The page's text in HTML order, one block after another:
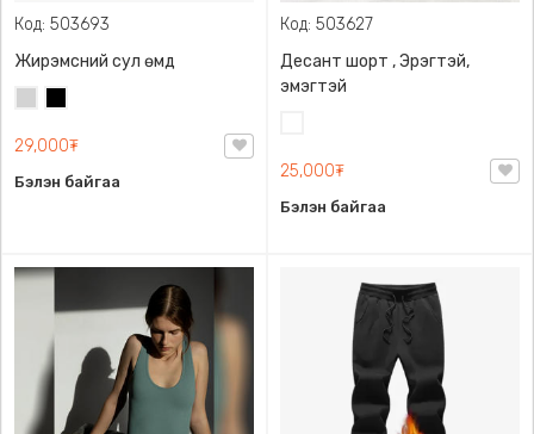
Код: 503693
Жирэмсний сул өмд
29,000₮
Бэлэн байгаа
Код: 503627
Десант шорт , Эрэгтэй,
эмэгтэй
25,000₮
Бэлэн байгаа